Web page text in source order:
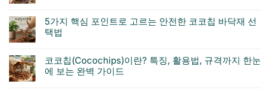
5가지 핵심 포인트로 고르는 안전한 코코칩 바닥재 선
택법
코코칩(Cocochips)이란? 특징, 활용법, 규격까지 한눈
에 보는 완벽 가이드